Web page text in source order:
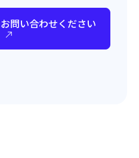
問い合わせください
シェア
で共有